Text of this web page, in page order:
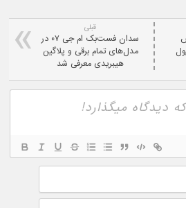
قبلی
سدان فست‌بک ام جی ۰۷ در
مدل‌های تمام برقی و پلاگین
هیبریدی معرفی شد
نام
ایمیل